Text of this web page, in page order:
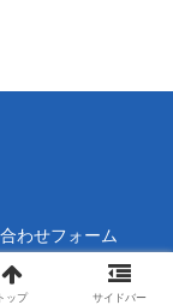
わせフォーム
Rights Reserved.
トップ サイドバー